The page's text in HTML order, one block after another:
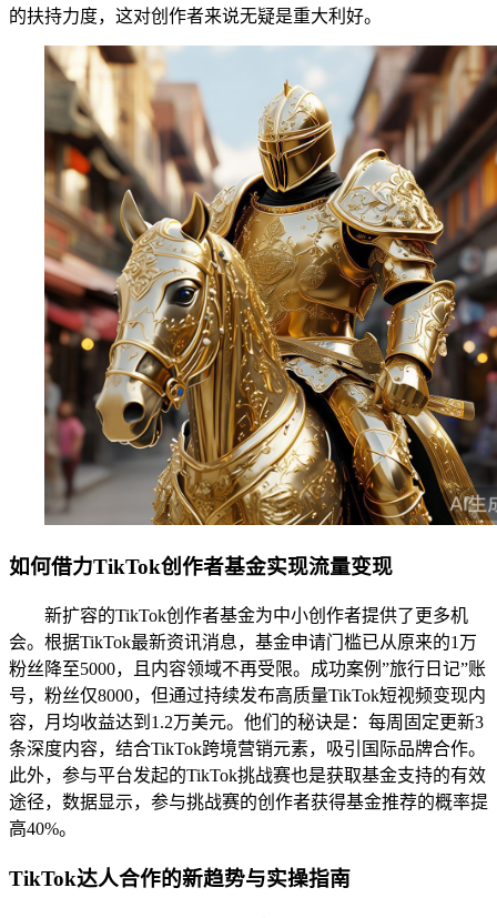
的扶持力度，这对创作者来说无疑是重大利好。
如何借力TikTok创作者基金实现流量变现
新扩容的TikTok创作者基金为中小创作者提供了更多机
会。根据TikTok最新资讯消息，基金申请门槛已从原来的1万
粉丝降至5000，且内容领域不再受限。成功案例”旅行日记”账
号，粉丝仅8000，但通过持续发布高质量TikTok短视频变现内
容，月均收益达到1.2万美元。他们的秘诀是：每周固定更新3
条深度内容，结合TikTok跨境营销元素，吸引国际品牌合作。
此外，参与平台发起的TikTok挑战赛也是获取基金支持的有效
途径，数据显示，参与挑战赛的创作者获得基金推荐的概率提
高40%。
TikTok达人合作的新趋势与实操指南